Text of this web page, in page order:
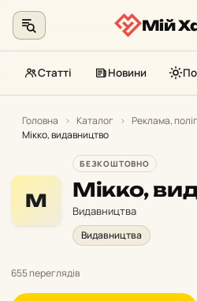
контенту
Мій
Статті Новини
Головна › Каталог › Реклама,
Мікко, видавництво
М
БЕЗКОШТОВНО
Мікко,
Видавництва
Видавництва
655 переглядів